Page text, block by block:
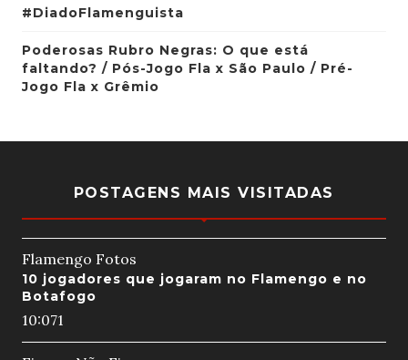
#DiadoFlamenguista
Poderosas Rubro Negras: O que está
faltando? / Pós-Jogo Fla x São Paulo / Pré-
Jogo Fla x Grêmio
POSTAGENS MAIS VISITADAS
Flamengo Fotos
10 jogadores que jogaram no Flamengo e no
Botafogo
10:071